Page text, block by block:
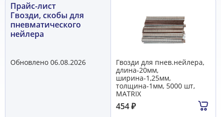
Прайс-лист
Гвозди, скобы для
пневматического
нейлера
Обновлено 06.08.2026
Гвозди для пнев.нейлера,
длина-20мм,
ширина-1,25мм,
толщина-1мм, 5000 шт,
MATRIX
454₽